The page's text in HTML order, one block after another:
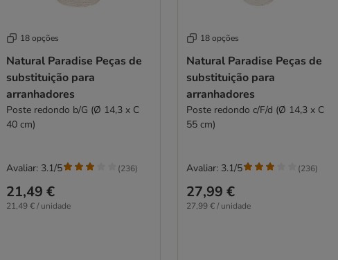
18 opções
Natural Paradise Peças de
substituição para
arranhadores
Poste redondo b/G (Ø 14,3 x C
40 cm)
21,49 €
21,49 € / unidade
Avaliar: 3.1/5 (236)
18 opções
Natural Paradise Peças de
substituição para
arranhadores
Poste redondo c/F/d (Ø 14,3 x C
55 cm)
27,99 €
27,99 € / unidade
Avaliar: 3.1/5 (236)